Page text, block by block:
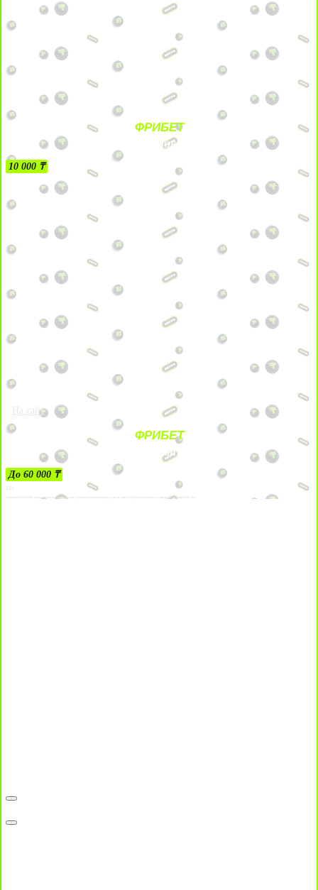
ФРИБЕТ
БЕЗ УСЛОВИЙ
10 000 ₸
На сайт
ФРИБЕТ
ЗА ДЕПОЗИТЫ
До 60 000 ₸
21+
Лицензии №24514359, выданной комитетом индустрии туризма Министерства культуры и спорта Республики Казахстан срок до 27 сентября 2034 года.